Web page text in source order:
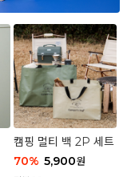
캠핑 멀티 백 2P 세트
70% 5,900원